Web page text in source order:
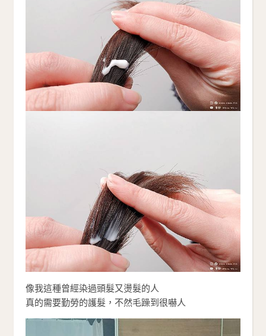
像我這種曾經染過頭髮又燙髮的人
真的需要勤勞的護髮，不然毛躁到很嚇人